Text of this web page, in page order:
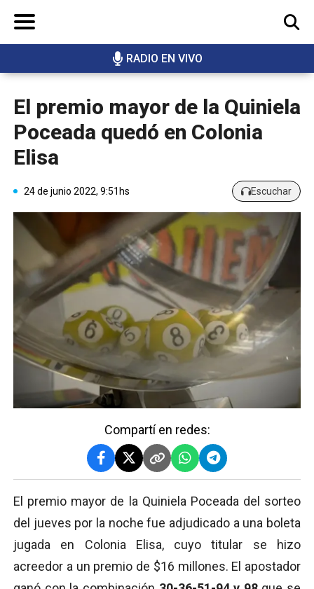
RADIO EN VIVO
BUSCAR
El premio mayor de la Quiniela
Poceada quedó en Colonia
Elisa
24 de junio 2022, 9:51hs Escuchar
Compartí en redes:
El premio mayor de la Quiniela Poceada del sorteo
del jueves por la noche fue adjudicado a una boleta
jugada en Colonia Elisa, cuyo titular se hizo
acreedor a un premio de $16 millones. El apostador